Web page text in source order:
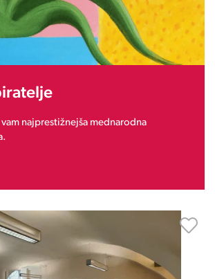
najprestižnejša mednarodna